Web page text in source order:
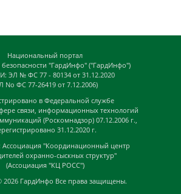
Национальный портал
"ГардИнфо" ("ГардИнфо")
ЭЛ № ФС 77 - 80134 от 31.12.2020
No ФС 77-26419 от 7.12.2006)
в Федеральной службе
связи, информационных технологий
(Роскомнадзор) 07.12.2006 г.,
31.12.2020 г.
Ассоциация "Координационный центр
охранно-сыскных структур"
(Ассоциация "КЦ РОСС")
2026 ГардИнфо Все права защищены.